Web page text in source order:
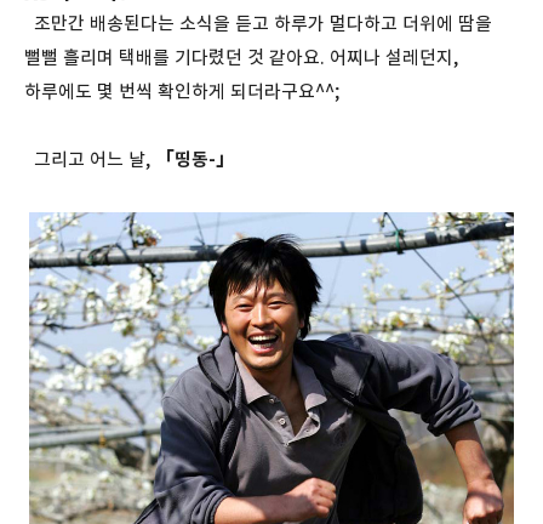
조만간 배송된다는 소식을 듣고 하루가 멀다하고 더위에 땀을
뻘뻘 흘리며 택배를 기다렸던 것 같아요. 어찌나 설레던지,
하루에도 몇 번씩 확인하게 되더라구요^^;
그리고 어느 날, 「띵동-」